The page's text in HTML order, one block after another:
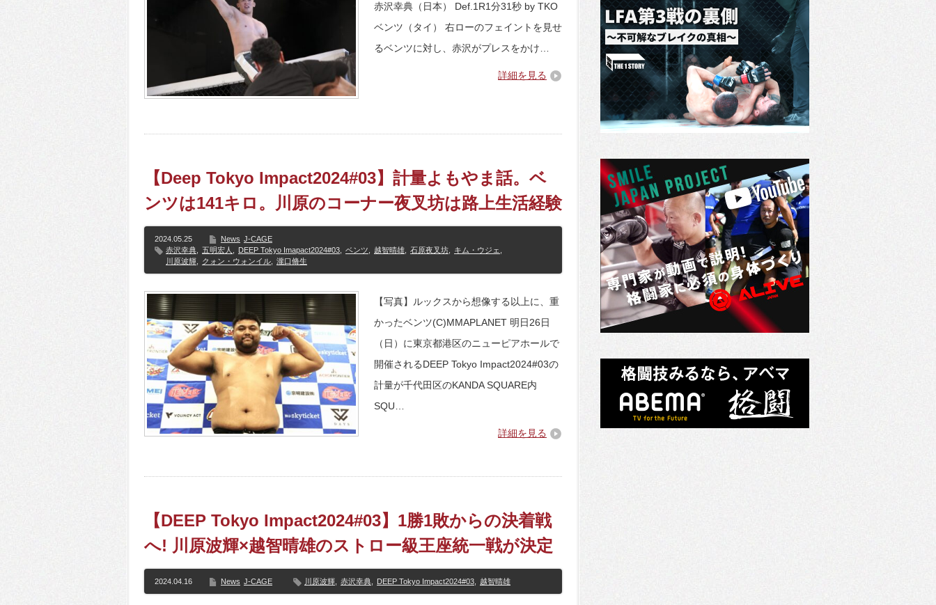
赤沢幸典（日本） Def.1R1分31秒 by TKO
ベンツ（タイ） 右ローのフェイントを見せ
るベンツに対し、赤沢がプレスをかけ…
詳細を見る
【Deep Tokyo Impact2024#03】計量よもやま話。ベ
ンツは141キロ。川原のコーナー夜叉坊は路上生活経験
2024.05.25 News J-CAGE
赤沢幸典
五明宏人 DEEP Tokyo Imapact2024#03 ベンツ 越智晴雄 石原夜叉坊 キム・ウジェ
川原波輝
クォン・ウォンイル 瀧口脩生
【写真】ルックスから想像する以上に、重
かったベンツ(C)MMAPLANET 明日26日
（日）に東京都港区のニューピアホールで
開催されるDEEP Tokyo Impact2024#03の
計量が千代田区のKANDA SQUARE内
SQU…
詳細を見る
【DEEP Tokyo Impact2024#03】1勝1敗からの決着戦
へ! 川原波輝×越智晴雄のストロー級王座統一戦が決定
2024.04.16 News J-CAGE 川原波輝 赤沢幸典 DEEP Tokyo Impact2024#03 越智晴雄